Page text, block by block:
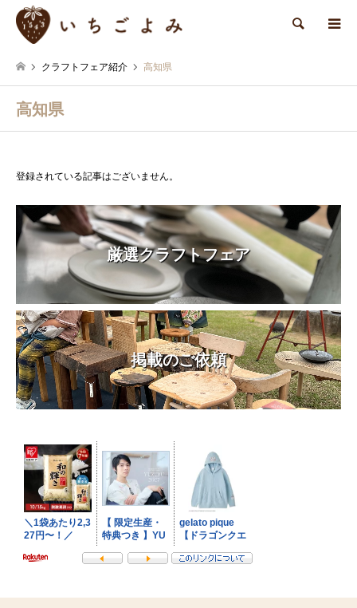
検索
クラフトフェア紹介 高知県
高知県
登録されている記事はございません。
厳選クラフトフェア
掲載のご依頼